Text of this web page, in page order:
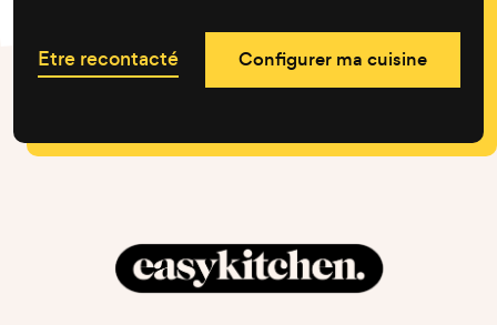
Etre recontacté Configurer ma cuisine